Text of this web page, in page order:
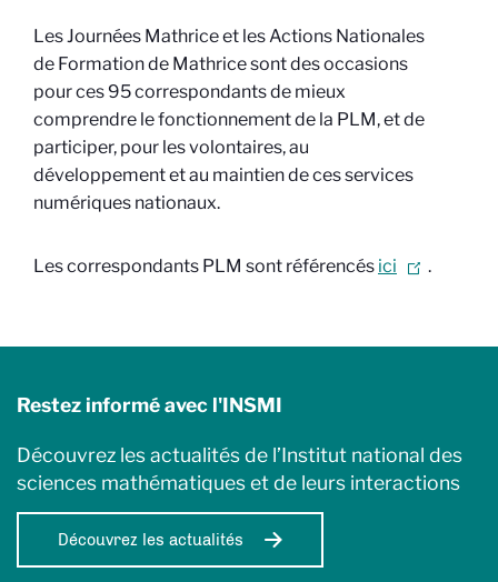
Les Journées Mathrice et les Actions Nationales
de Formation de Mathrice sont des occasions
pour ces 95 correspondants de mieux
comprendre le fonctionnement de la PLM, et de
participer, pour les volontaires, au
développement et au maintien de ces services
numériques nationaux.
Les correspondants PLM sont référencés ici .
Restez informé avec l'INSMI
Découvrez les actualités de l’Institut national des
sciences mathématiques et de leurs interactions
Découvrez les actualités